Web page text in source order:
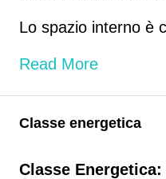
Lo spazio interno è
Read More
Classe energetica
Classe Energetica: